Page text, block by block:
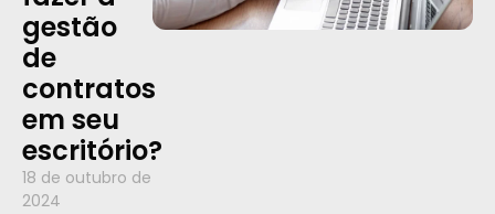
gestão
de
contratos
em seu
escritório?
18 de outubro de
2024